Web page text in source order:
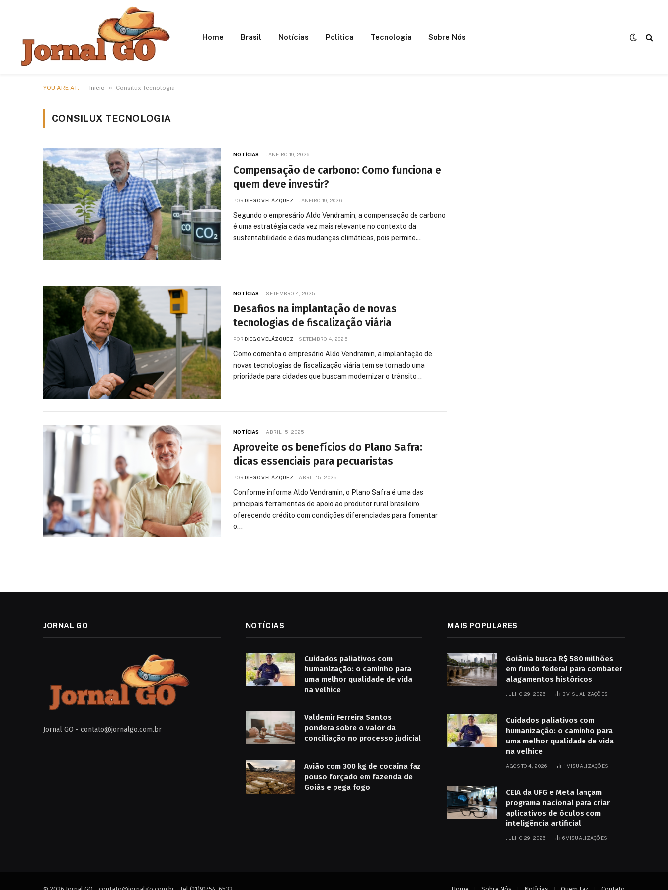
Home Brasil Notícias Política Tecnologia Sobre Nós
YOU ARE AT: Início » Consilux Tecnologia
CONSILUX TECNOLOGIA
NOTÍCIAS JANEIRO 19, 2026
Compensação de carbono: Como funciona e
quem deve investir?
POR DIEGO VELÁZQUEZ JANEIRO 19, 2026
Segundo o empresário Aldo Vendramin, a compensação de carbono
é uma estratégia cada vez mais relevante no contexto da
sustentabilidade e das mudanças climáticas, pois permite…
NOTÍCIAS SETEMBRO 4, 2025
Desafios na implantação de novas
tecnologias de fiscalização viária
POR DIEGO VELÁZQUEZ SETEMBRO 4, 2025
Como comenta o empresário Aldo Vendramin, a implantação de
novas tecnologias de fiscalização viária tem se tornado uma
prioridade para cidades que buscam modernizar o trânsito…
NOTÍCIAS ABRIL 15, 2025
Aproveite os benefícios do Plano Safra:
dicas essenciais para pecuaristas
POR DIEGO VELÁZQUEZ ABRIL 15, 2025
Conforme informa Aldo Vendramin, o Plano Safra é uma das
principais ferramentas de apoio ao produtor rural brasileiro,
oferecendo crédito com condições diferenciadas para fomentar
o…
JORNAL GO
Jornal GO - contato@jornalgo.com.br
NOTÍCIAS
Cuidados paliativos com
humanização: o caminho para
uma melhor qualidade de vida
na velhice
Valdemir Ferreira Santos
pondera sobre o valor da
conciliação no processo judicial
Avião com 300 kg de cocaína faz
pouso forçado em fazenda de
Goiás e pega fogo
MAIS POPULARES
Goiânia busca R$ 580 milhões
em fundo federal para combater
alagamentos históricos
JULHO 29, 2026 3VISUALIZAÇÕES
Cuidados paliativos com
humanização: o caminho para
uma melhor qualidade de vida
na velhice
AGOSTO 4, 2026 1VISUALIZAÇÕES
CEIA da UFG e Meta lançam
programa nacional para criar
aplicativos de óculos com
inteligência artificial
JULHO 29, 2026 6VISUALIZAÇÕES